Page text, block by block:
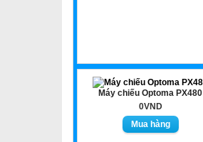
Máy chiếu Optoma PX480
0VND